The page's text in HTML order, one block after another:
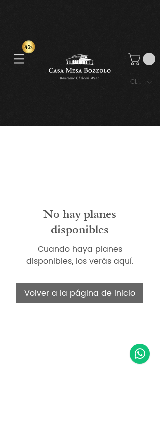
CLP ($)
No hay planes
disponibles
Cuando haya planes
disponibles, los verás aquí.
Volver a la página de inicio